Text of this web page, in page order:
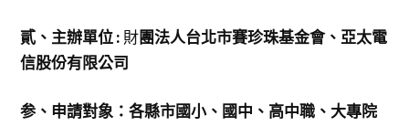
貳、主辦單位 : 財團法人台北市賽珍珠基金會、亞太電
信股份有限公司
参、申請對象：各縣市國小、國中、高中職、大專院